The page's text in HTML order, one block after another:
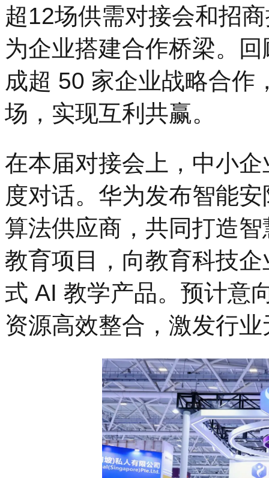
超12场供需对接会和招
为企业搭建合作桥梁。
成超 50 家企业战略合作
场，实现互利共赢。
在本届对接会上，中小
度对话。华为发布智能
算法供应商，共同打造
教育项目，向教育科技
式 AI 教学产品。预计意
资源高效整合，激发行